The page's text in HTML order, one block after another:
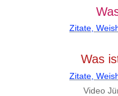
Zitate,
Was
Zitate,
Video